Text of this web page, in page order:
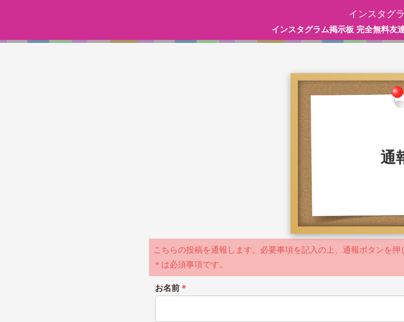
インスタグ
インスタグラム掲示板 完全無料友
通
こちらの投稿を通報します。必要事項を記入の上、通報ボタンを押
＊は必須事項です。
お名前 ＊